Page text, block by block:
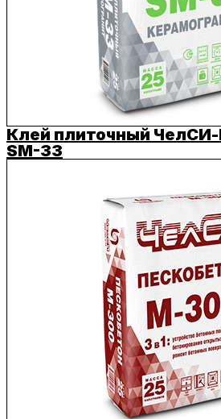
Клей плиточный
SM-33